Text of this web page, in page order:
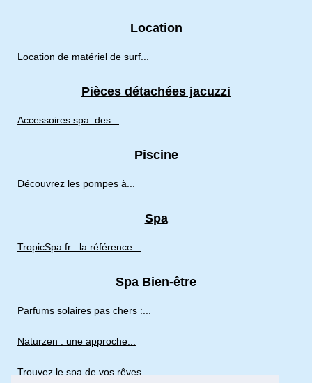
Location
Location de matériel de surf...
Pièces détachées jacuzzi
Accessoires spa: des...
Piscine
Découvrez les pompes à...
Spa
TropicSpa.fr : la référence...
Spa Bien-être
Parfums solaires pas chers :...
Naturzen : une approche...
Trouvez le spa de vos rêves...